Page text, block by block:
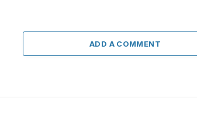
ADD A COMMENT